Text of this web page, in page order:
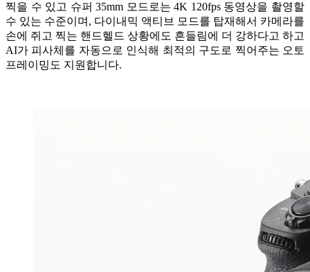
찍을 수 있고 슈퍼 35mm 모드로는 4K 120fps 동영상을 촬영할
수 있는 수준이며, 다이내믹 액티브 모드를 탑재해서 카메라를
손에 쥐고 찍는 핸드헬드 상황에도 흔들림에 더 강하다고 하고
AI가 피사체를 자동으로 인식해 최적의 구도로 찍어주는 오토
프레이밍도 지원합니다.